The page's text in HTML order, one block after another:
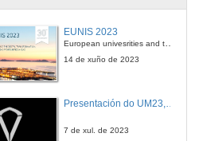
Alumnos Uvigo opinan: Grao en Educación Infantil
27 de abr. de 2016
EUNIS 2023
European univesrities and the digital transformation: challenges and opportunities ahead
14 de xuño de 2023
7 de xul. de 2023